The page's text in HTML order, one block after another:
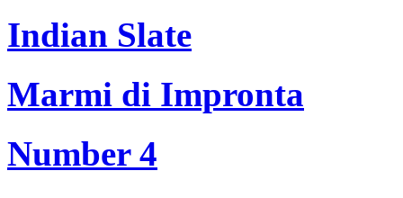
Indian Slate
Marmi di Impronta
Number 4